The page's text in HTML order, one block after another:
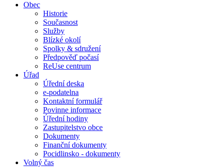
Obec
Historie
Současnost
Služby
Blízké okolí
Spolky & sdružení
Předpověď počasí
ReUse centrum
Úřad
Úřední deska
e-podatelna
Kontaktní formulář
Povinne informace
Úřední hodiny
Zastupitelstvo obce
Dokumenty
Finanční dokumenty
Pocidlinsko - dokumenty
Volný čas